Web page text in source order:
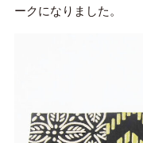
ークになりました。